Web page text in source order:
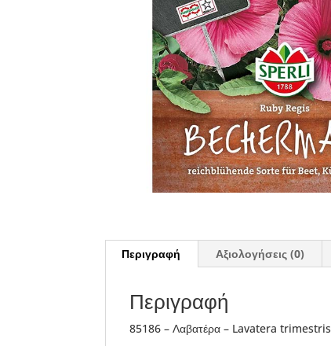
Περιγραφή Αξιολογήσεις (0)
Περιγραφή
85186 – Λαβατέρα – Lavatera trimestris